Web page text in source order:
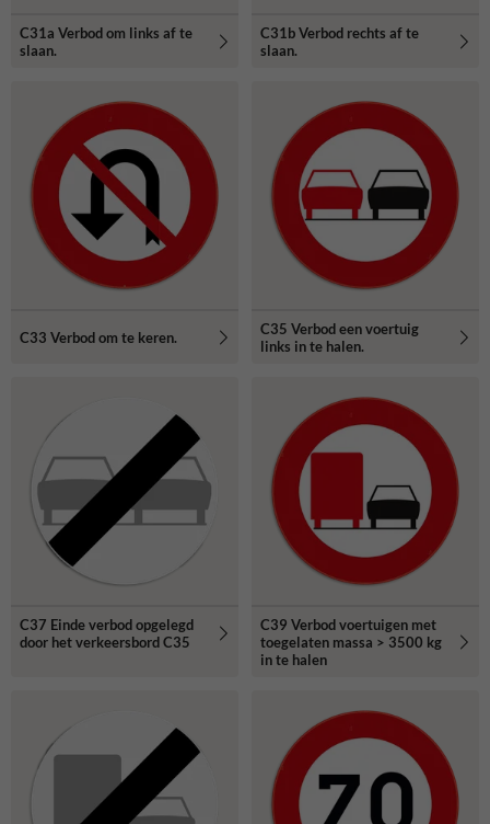
C31a Verbod om links af te
slaan.
C31b Verbod rechts af te
slaan.
C33 Verbod om te keren.
C35 Verbod een voertuig
links in te halen.
C37 Einde verbod opgelegd
door het verkeersbord C35
C39 Verbod voertuigen met
toegelaten massa > 3500 kg
in te halen